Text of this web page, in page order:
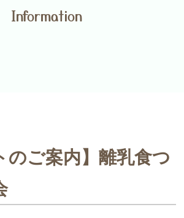
Information
のご案内】離乳食つ